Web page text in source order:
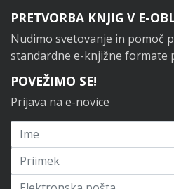
PRETVORBA KNJIG V E-
Nudimo svetovanje in pomoč
standardne e-knjižne formate
POVEŽIMO SE!
Prijava na e-novice
Prijavi se na novice